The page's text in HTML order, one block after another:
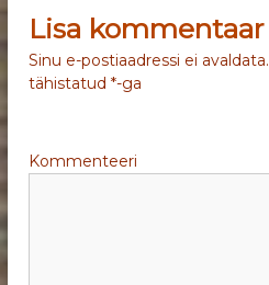
v
i
e
Lisa kommentaar
Sinu e-postiaadressi ei avaldata.
tähistatud*-ga
Kommenteeri